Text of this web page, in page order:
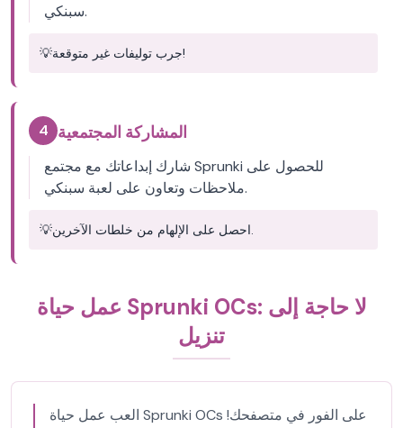
سبنكي.
💡 جرب توليفات غير متوقعة!
4 المشاركة المجتمعية
شارك إبداعاتك مع مجتمع Sprunki للحصول على
ملاحظات وتعاون على لعبة سبنكي.
💡 احصل على الإلهام من خلطات الآخرين.
عمل حياة Sprunki OCs: لا حاجة إلى
تنزيل
العب عمل حياة Sprunki OCs على الفور في متصفحك!